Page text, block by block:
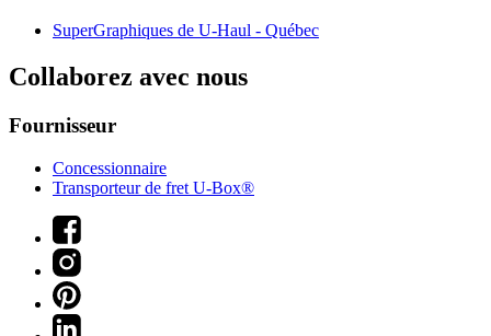
SuperGraphiques de U-Haul - Québec
Collaborez avec nous
Fournisseur
Concessionnaire
Transporteur de fret U-Box®